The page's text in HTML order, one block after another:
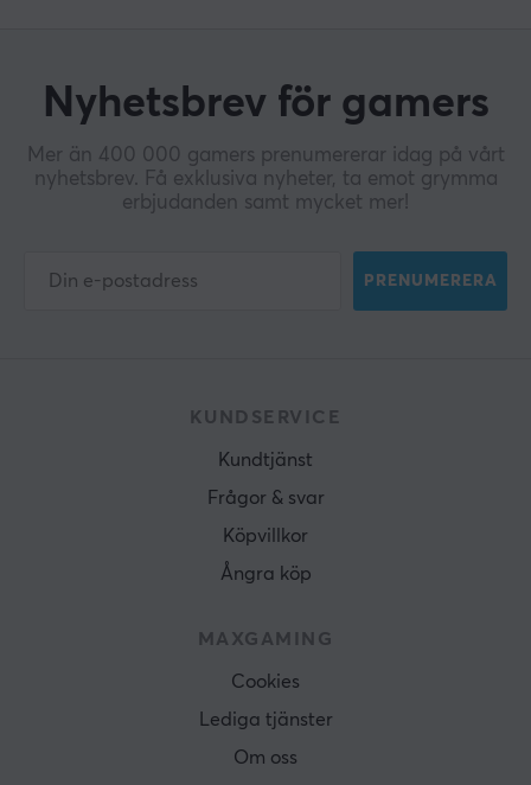
Nyhetsbrev för gamers
Mer än 400 000 gamers prenumererar idag på vårt
nyhetsbrev. Få exklusiva nyheter, ta emot grymma
erbjudanden samt mycket mer!
PRENUMERERA
KUNDSERVICE
Kundtjänst
Frågor & svar
Köpvillkor
Ångra köp
MAXGAMING
Cookies
Lediga tjänster
Om oss